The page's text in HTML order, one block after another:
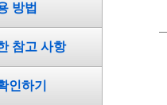
방법
참고 사항
인하기